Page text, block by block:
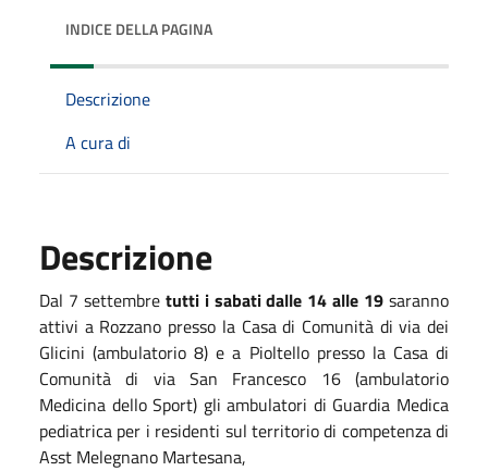
INDICE DELLA PAGINA
Descrizione
A cura di
Descrizione
Dal 7 settembre tutti i sabati dalle 14 alle 19 saranno
attivi a Rozzano presso la Casa di Comunità di via dei
Glicini (ambulatorio 8) e a Pioltello presso la Casa di
Comunità di via San Francesco 16 (ambulatorio
Medicina dello Sport) gli ambulatori di Guardia Medica
pediatrica per i residenti sul territorio di competenza di
Asst Melegnano Martesana,